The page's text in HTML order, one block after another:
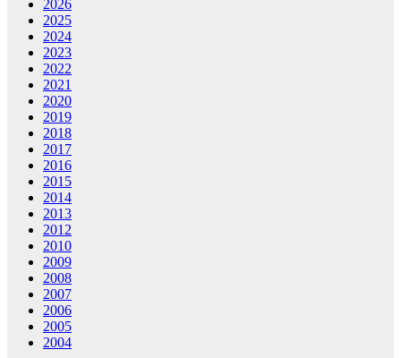
2026
2025
2024
2023
2022
2021
2020
2019
2018
2017
2016
2015
2014
2013
2012
2010
2009
2008
2007
2006
2005
2004